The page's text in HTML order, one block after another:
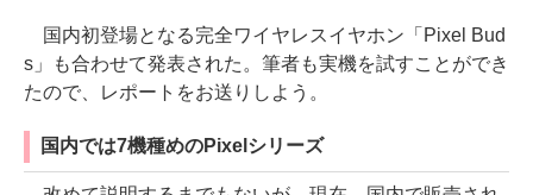
国内初登場となる完全ワイヤレスイヤホン「Pixel Bud
s」も合わせて発表された。筆者も実機を試すことができ
たので、レポートをお送りしよう。
国内では7機種めのPixelシリーズ